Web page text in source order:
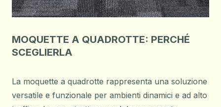
MOQUETTE A QUADROTTE: PERCHÉ
SCEGLIERLA
La moquette a quadrotte rappresenta una soluzione
versatile e funzionale per ambienti dinamici e ad alto